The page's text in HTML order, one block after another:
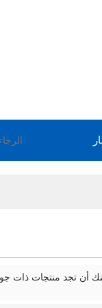
أن تجد منتجات ذات